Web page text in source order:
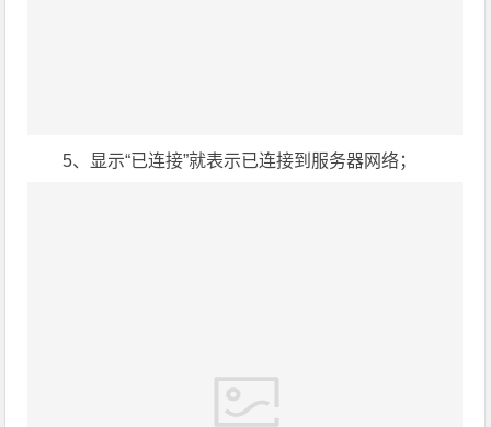
5、显示“已连接”就表示已连接到服务器网络；